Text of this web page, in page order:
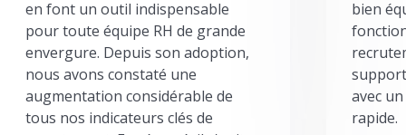
en font un outil indispensable
pour toute équipe RH de grande
envergure. Depuis son adoption,
nous avons constaté une
augmentation considérable de
tous nos indicateurs clés de
bien
avec
rapide.